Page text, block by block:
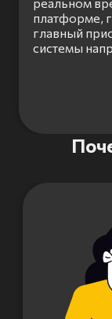
реальном
платформе,
главный
системы